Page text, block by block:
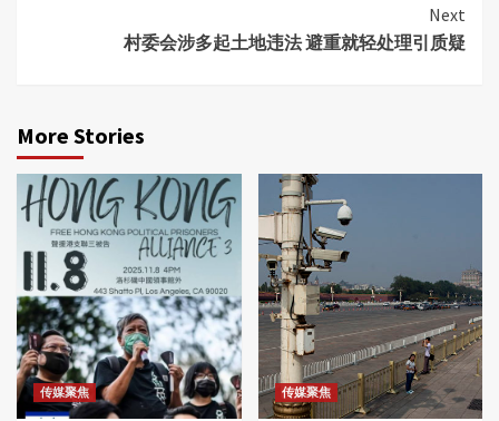
Next
村委会涉多起土地违法 避重就轻处理引质疑
More Stories
传媒聚焦 传媒聚焦